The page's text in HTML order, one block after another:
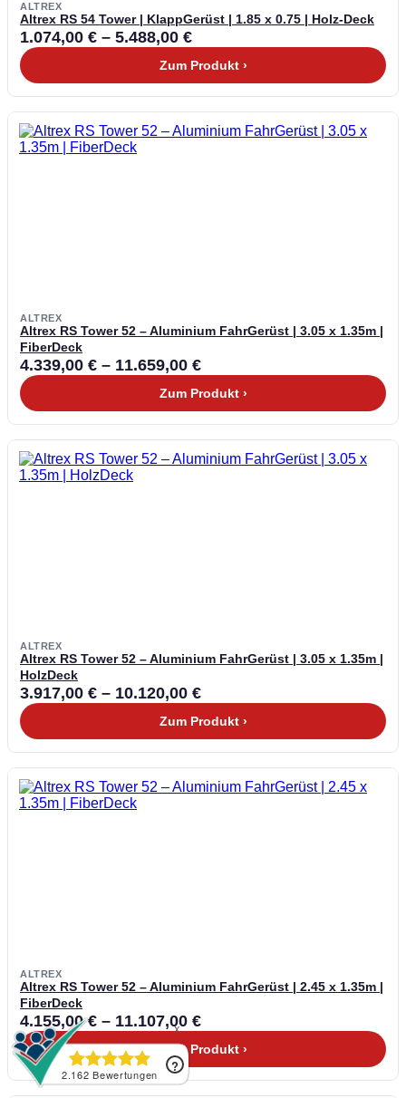
ALTREX
Altrex RS 54 Tower | KlappGerüst | 1.85 x 0.75 | Holz-Deck
1.074,00 € – 5.488,00 €
Zum Produkt ›
ALTREX
Altrex RS Tower 52 – Aluminium FahrGerüst | 3.05 x 1.35m |
FiberDeck
4.339,00 € – 11.659,00 €
Zum Produkt ›
ALTREX
Altrex RS Tower 52 – Aluminium FahrGerüst | 3.05 x 1.35m |
HolzDeck
3.917,00 € – 10.120,00 €
Zum Produkt ›
ALTREX
Altrex RS Tower 52 – Aluminium FahrGerüst | 2.45 x 1.35m |
FiberDeck
4.155,00€ – 11.107,00 €
Zum Produkt ›